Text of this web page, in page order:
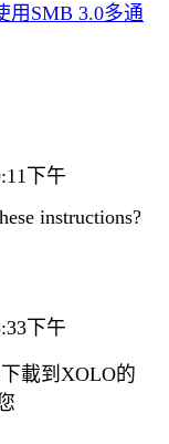
用SMB 3.0多通
下午
instructions?
下午
載到XOLO的